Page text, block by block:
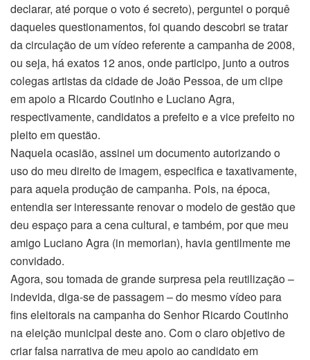
declarar, até porque o voto é secreto), perguntei o porquê
daqueles questionamentos, foi quando descobri se tratar
da circulação de um vídeo referente a campanha de 2008,
ou seja, há exatos 12 anos, onde participo, junto a outros
colegas artistas da cidade de João Pessoa, de um clipe
em apoio a Ricardo Coutinho e Luciano Agra,
respectivamente, candidatos a prefeito e a vice prefeito no
pleito em questão.
Naquela ocasião, assinei um documento autorizando o
uso do meu direito de imagem, especifica e taxativamente,
para aquela produção de campanha. Pois, na época,
entendia ser interessante renovar o modelo de gestão que
deu espaço para a cena cultural, e também, por que meu
amigo Luciano Agra (in memorian), havia gentilmente me
convidado.
Agora, sou tomada de grande surpresa pela reutilização –
indevida, diga-se de passagem – do mesmo vídeo para
fins eleitorais na campanha do Senhor Ricardo Coutinho
na eleição municipal deste ano. Com o claro objetivo de
criar falsa narrativa de meu apoio ao candidato em